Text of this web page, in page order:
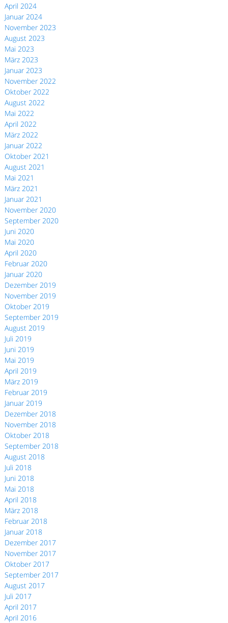
April 2024
Januar 2024
November 2023
August 2023
Mai 2023
März 2023
Januar 2023
November 2022
Oktober 2022
August 2022
Mai 2022
April 2022
März 2022
Januar 2022
Oktober 2021
August 2021
Mai 2021
März 2021
Januar 2021
November 2020
September 2020
Juni 2020
Mai 2020
April 2020
Februar 2020
Januar 2020
Dezember 2019
November 2019
Oktober 2019
September 2019
August 2019
Juli 2019
Juni 2019
Mai 2019
April 2019
März 2019
Februar 2019
Januar 2019
Dezember 2018
November 2018
Oktober 2018
September 2018
August 2018
Juli 2018
Juni 2018
Mai 2018
April 2018
März 2018
Februar 2018
Januar 2018
Dezember 2017
November 2017
Oktober 2017
September 2017
August 2017
Juli 2017
April 2017
April 2016